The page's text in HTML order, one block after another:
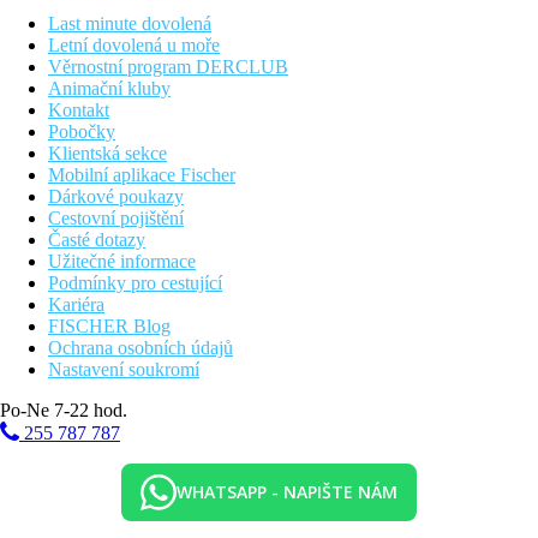
Vzdálenosti
15 km
Vzdálenost od nejbližšího letiště
30 km
Vzdálenost k pláži
150 m
Centrum města
Pláž
Druh pláže
Plážová dovolená
Fotogalerie
Last minute dovolená
Letní dovolená u moře
Věrnostní program DERCLUB
Animační kluby
Kontakt
Pobočky
Klientská sekce
Mobilní aplikace Fischer
Dárkové poukazy
Cestovní pojištění
Časté dotazy
Užitečné informace
Podmínky pro cestující
Kariéra
FISCHER Blog
Ochrana osobních údajů
Nastavení soukromí
Po-Ne 7-22 hod.
255 787 787
WHATSAPP - NAPIŠTE NÁM